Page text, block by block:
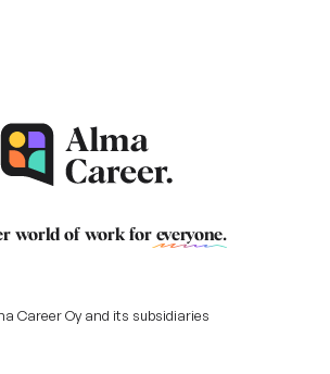
world of work for everyone.
Career Oy and its subsidiaries